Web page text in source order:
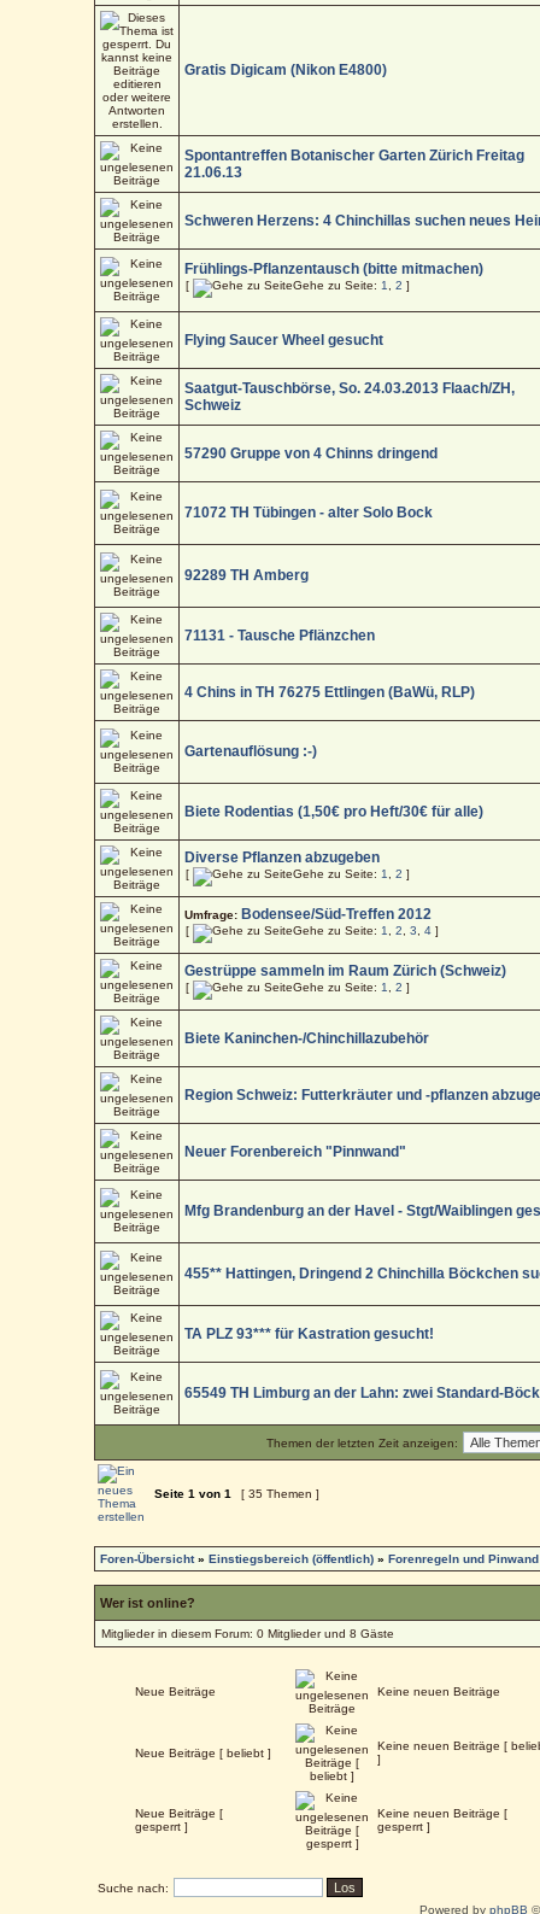
Gratis Digicam (Nikon E4800)
Spontantreffen Botanischer Garten Zürich Freitag
21.06.13
Schweren Herzens: 4 Chinchillas suchen neues
Frühlings-Pflanzentausch (bitte mitmachen)
[ Gehe zu Seite: 1 ,2 ]
Flying Saucer Wheel gesucht
Saatgut-Tauschbörse, So. 24.03.2013 Flaach/ZH,
Schweiz
57290 Gruppe von 4 Chinns dringend
71072 TH Tübingen - alter Solo Bock
92289 TH Amberg
71131 - Tausche Pflänzchen
4 Chins in TH 76275 Ettlingen (BaWü, RLP)
Gartenauflösung :-)
Biete Rodentias (1,50€ pro Heft/30€ für alle)
Diverse Pflanzen abzugeben
[ Gehe zu Seite: 1 ,2 ]
Umfrage: Bodensee/Süd-Treffen 2012
[ Gehe zu Seite: 1 ,2 ,3 ,4 ]
Gestrüppe sammeln im Raum Zürich (Schweiz)
[ Gehe zu Seite: 1 ,2 ]
Biete Kaninchen-/Chinchillazubehör
Region Schweiz: Futterkräuter und -pflanzen
Neuer Forenbereich "Pinnwand"
Mfg Brandenburg an der Havel - Stgt/Waiblingen
455** Hattingen, Dringend 2 Chinchilla Böckchen
TA PLZ 93*** für Kastration gesucht!
65549 TH Limburg an der Lahn: zwei Standard-
Themen der letzten Zeit anzeigen:
Seite1 von1 [ 35 Themen ]
Foren-Übersicht»Einstiegsbereich (öffentlich) »Forenregeln und Pinwand
Wer ist online?
Mitglieder in diesem Forum: 0 Mitglieder und 8 Gäste
Neue Beiträge Keine neuen Beiträge
Neue Beiträge [ beliebt ]
Keine neuen Beiträge [
]
Neue Beiträge [
gesperrt ]
Keine neuen Beiträge [
gesperrt ]
Suche nach:
Powered by phpBB